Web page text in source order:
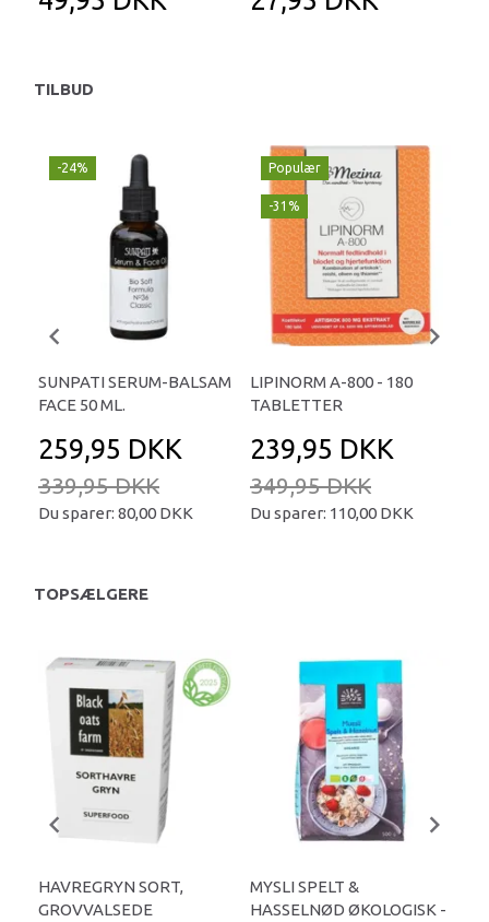
TILBUD
-24%
SUNPATI SERUM-BALSAM
FACE 50 ML.
259,95 DKK
339,95 DKK
Du sparer: 80,00 DKK
Populær
-31%
LIPINORM A-800 - 180
TABLETTER
239,95 DKK
349,95 DKK
Du sparer: 110,00 DKK
TOPSÆLGERE
HAVREGRYN SORT,
GROVVALSEDE
MYSLI SPELT &
HASSELNØD ØKOLOGISK -